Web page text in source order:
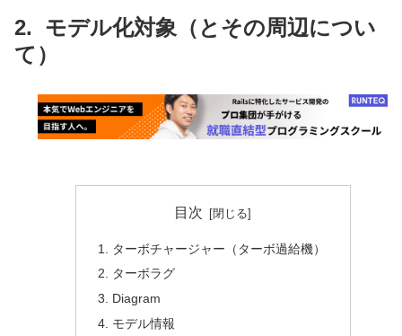
モデル化対象（とその周辺につい
て）
目次
ターボチャージャー（ターボ過給機）
ターボラグ
Diagram
モデル情報